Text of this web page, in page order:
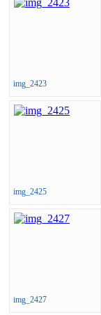
img_2423
img_2425
img_2427